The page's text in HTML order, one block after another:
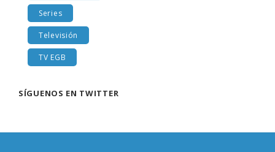
Series
Televisión
TV EGB